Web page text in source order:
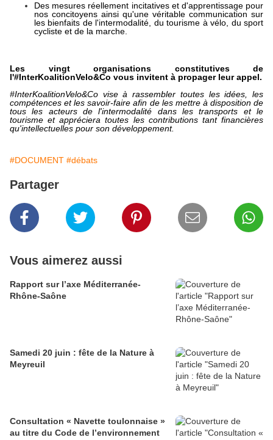
Des mesures ­réellement incitatives et d'apprentissage pour
nos concitoyens ­ainsi qu'une véritable communication sur
les bienfaits de ­l'intermodalité, du tourisme à vélo, du sport
cycliste et de la ­marche.
Les vingt organisations constitutives de
l'#InterKoalitionVelo&Co vous invitent à propager leur appel.
#InterKoalitionVelo&Co vise à rassembler toutes les idées, les
compétences et les savoir-faire afin de les mettre à disposition de
tous les acteurs de l'intermodalité dans les transports et le
tourisme et appréciera toutes les contributions tant financières
qu'intellectuelles pour son développement.
#DOCUMENT #débats
Partager
Vous aimerez aussi
Rapport sur l’axe Méditerranée-
Rhône-Saône
Samedi 20 juin : fête de la Nature à
Meyreuil
Consultation « Navette toulonnaise »
au titre du Code de l’environnement